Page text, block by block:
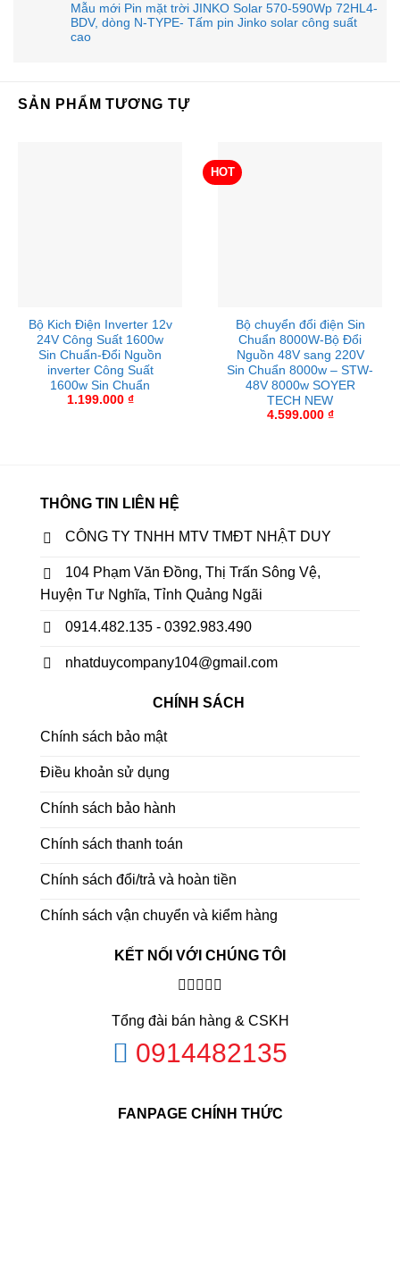
Mẫu mới Pin mặt trời JINKO Solar 570-590Wp 72HL4-
BDV, dòng N-TYPE- Tấm pin Jinko solar công suất
cao
SẢN PHẨM TƯƠNG TỰ
Bộ Kich Điện Inverter 12v
24V Công Suất 1600w
Sin Chuẩn-Đổi Nguồn
inverter Công Suất
1600w Sin Chuẩn
1.199.000 ₫
HOT
Bộ chuyển đổi điện Sin
Chuẩn 8000W-Bộ Đổi
Nguồn 48V sang 220V
Sin Chuẩn 8000w – STW-
48V 8000w SOYER
TECH NEW
4.599.000 ₫
THÔNG TIN LIÊN HỆ
CÔNG TY TNHH MTV TMĐT NHẬT DUY
104 Phạm Văn Đồng, Thị Trấn Sông Vệ,
Huyện Tư Nghĩa, Tỉnh Quảng Ngãi
0914.482.135 - 0392.983.490
nhatduycompany104@gmail.com
CHÍNH SÁCH
Chính sách bảo mật
Điều khoản sử dụng
Chính sách bảo hành
Chính sách thanh toán
Chính sách đổi/trả và hoàn tiền
Chính sách vận chuyển và kiểm hàng
KẾT NỐI VỚI CHÚNG TÔI
Tổng đài bán hàng & CSKH
0914482135
FANPAGE CHÍNH THỨC